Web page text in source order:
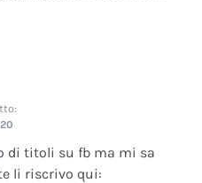
di titoli su fb ma mi sa
li riscrivo qui: